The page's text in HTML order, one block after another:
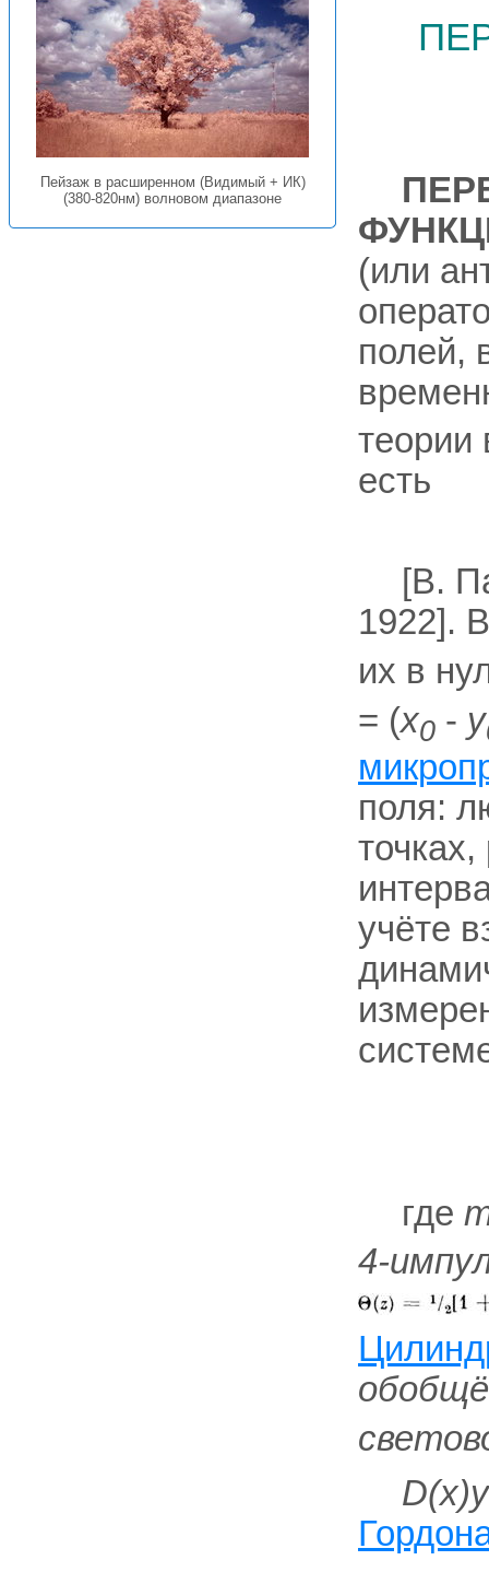
Пейзаж в расширенном (Видимый + ИК)
(380-820нм) волновом диапазоне
(или
полей,
теории
есть
[В.
1922].
их в
= (х0 - у
поля:
учёте
где
4-
D(x